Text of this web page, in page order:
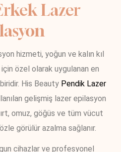
Lazer
hizmeti, yoğun ve kalın kıl
özel olarak uygulanan en
His Beauty Pendik Lazer
gelişmiş lazer epilasyon
omuz, göğüs ve tüm vücut
görülür azalma sağlanır.
cihazlar ve profesyonel